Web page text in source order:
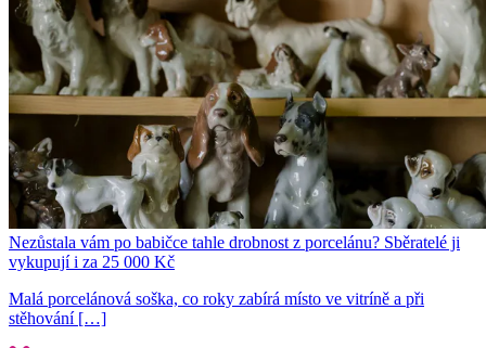
Nezůstala vám po babičce tahle drobnost z porcelánu? Sběratelé ji
vykupují i za 25 000 Kč
Malá porcelánová soška, co roky zabírá místo ve vitríně a při
stěhování […]